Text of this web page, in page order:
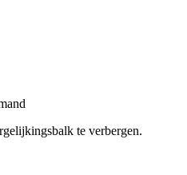
te verbergen.